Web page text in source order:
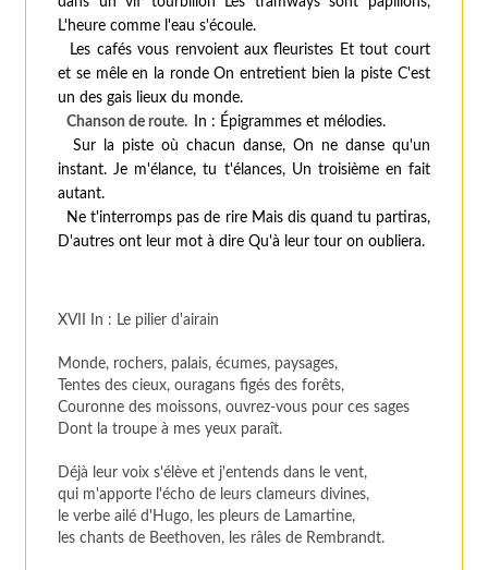
L'heure comme l'eau s'écoule.
Les cafés vous renvoient aux fleuristes Et tout court
et se mêle en la ronde On entretient bien la piste C'est
un des gais lieux du monde.
Chanson de route.
In : Épigrammes et mélodies.
Sur la piste où chacun danse, On ne danse qu'un
instant. Je m'élance, tu t'élances, Un troisième en fait
autant.
Ne t'interromps pas de rire Mais dis quand tu partiras,
D'autres ont leur mot à dire Qu'à leur tour on oubliera.
XVII In : Le pilier d'airain
Monde, rochers, palais, écumes, paysages,
Tentes des cieux, ouragans figés des forêts,
Couronne des moissons, ouvrez-vous pour ces sages
Dont la troupe à mes yeux paraît.
Déjà leur voix s'élève et j'entends dans le vent,
qui m'apporte l'écho de leurs clameurs divines,
le verbe ailé d'Hugo, les pleurs de Lamartine,
les chants de Beethoven, les râles de Rembrandt.